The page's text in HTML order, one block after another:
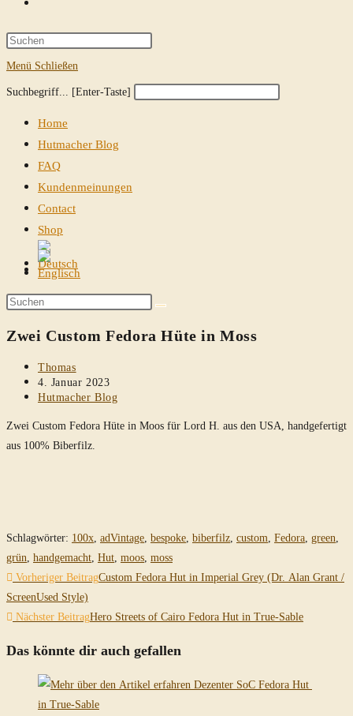
Suche
umschalten
Press
close
Menü Schließen
Diese
durchsuchen
Suchbegriff... [Enter-Taste]
Press
Home
Hutmacher Blog
FAQ
Kundenmeinungen
Contact
Shop
Website-
Suche
umschalten
Diese
durchsuchen
Zwei Custom Fedora Hüte in Moss
Beitrags-
Autor:
Thomas
Beitrag
veröffentlicht:
4. Januar 2023
Beitrags-
Hutmacher Blog
Zwei Custom Fedora Hüte in Moos für Lord H. aus den USA, handgefertigt
aus 100% Biberfilz.
Schlagwörter: 100x, adVintage, bespoke, biberfilz, custom, Fedora, green,
grün, handgemacht, Hut, moos, moss
Weitere
Artikel
ansehen
Vorheriger BeitragCustom Fedora Hut in Imperial Grey (Dr. Alan Grant /
ScreenUsed Style)
Nächster BeitragHero Streets of Cairo Fedora Hut in True-Sable
Das könnte dir auch gefallen